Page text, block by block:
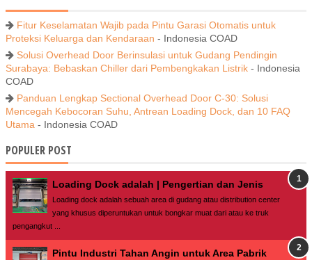
Fitur Keselamatan Wajib pada Pintu Garasi Otomatis untuk
Proteksi Keluarga dan Kendaraan - Indonesia COAD
Solusi Overhead Door Berinsulasi untuk Gudang Pendingin
Surabaya: Bebaskan Chiller dari Pembengkakan Listrik - Indonesia
COAD
Panduan Lengkap Sectional Overhead Door C-30: Solusi
Mencegah Kebocoran Suhu, Antrean Loading Dock, dan 10 FAQ
Utama - Indonesia COAD
POPULER POST
Loading Dock adalah | Pengertian dan Jenis
Loading dock adalah sebuah area di gudang atau distribution center
yang khusus diperuntukan untuk bongkar muat dari atau ke truk
pengangkut ...
Pintu Industri Tahan Angin untuk Area Pabrik